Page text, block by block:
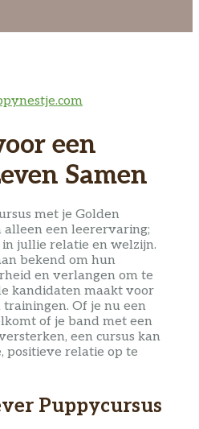
een
Samen
met je Golden
een leerervaring;
jullie relatie en welzijn.
bekend om hun
en verlangen om te
kandidaten maakt voor
Of je nu een
of je band met een
een cursus kan
positieve relatie op te
Puppycursus